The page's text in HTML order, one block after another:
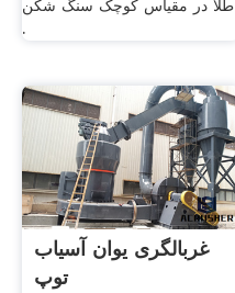
طلا در مقیاس کوچک سنگ شکن
.
غربالگری یوان آسیاب
توپ